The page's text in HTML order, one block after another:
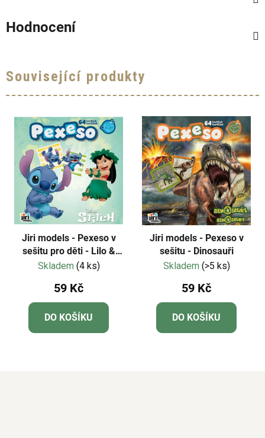
Hodnocení
Související produkty
Jiri models - Pexeso v
sešitu pro děti - Lilo &
Stitch
Skladem (4 ks)
59 Kč
DO KOŠÍKU
Jiri models - Pexeso v
sešitu - Dinosauři
Skladem (>5 ks)
59 Kč
DO KOŠÍKU